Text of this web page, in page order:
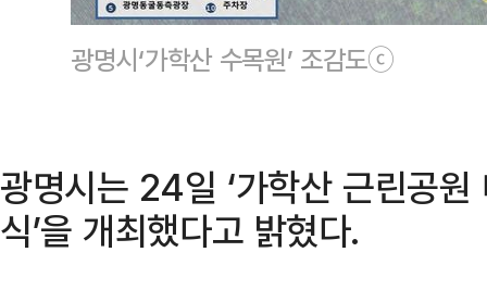
광명시‘가학산 수목원’ 조감도ⓒ
광명시는 24일 ‘가학산 근린공
식’을 개최했다고 밝혔다.